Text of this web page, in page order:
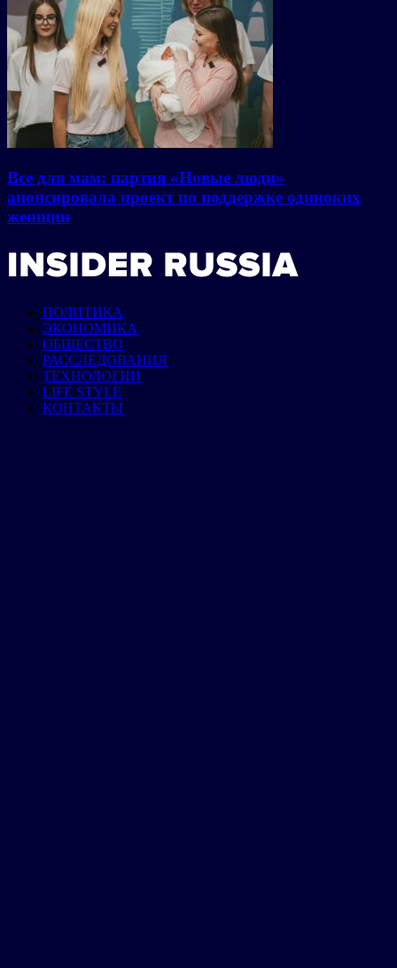
Все для мам: партия «Новые люди»
анонсировала проект по поддержке одиноких
женщин
ПОЛИТИКА
ЭКОНОМИКА
ОБЩЕСТВО
РАССЛЕДОВАНИЯ
ТЕХНОЛОГИИ
LIFE STYLE
КОНТАКТЫ